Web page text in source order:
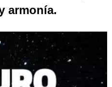
armonía.